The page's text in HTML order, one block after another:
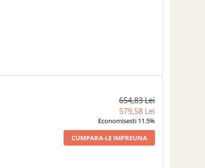
654,83 Lei
579,58 Lei
Economisesti 11.5%
CUMPARA-LE IMPREUNA